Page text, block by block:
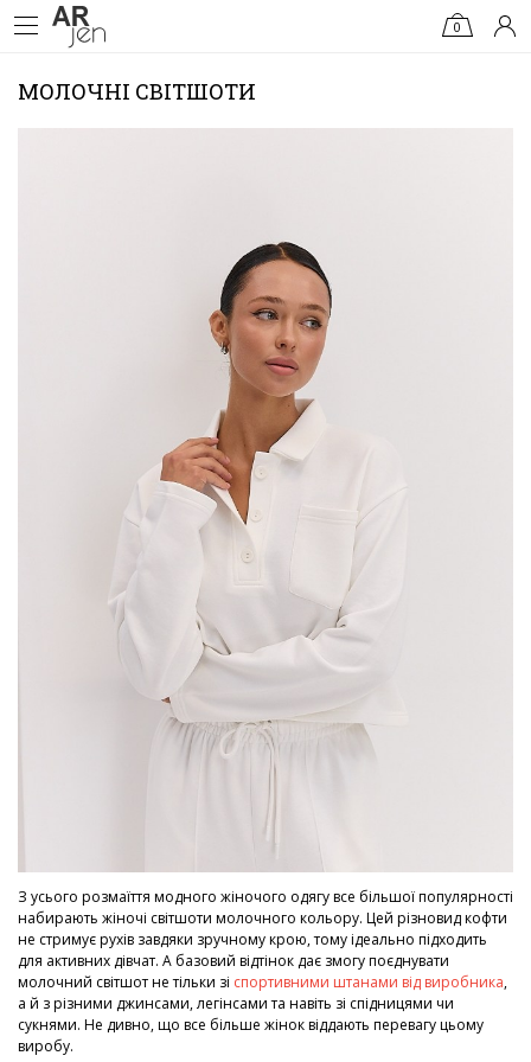
0
МОЛОЧНІ СВІТШОТИ
З усього розмаїття модного жіночого одягу все більшої популярності
набирають жіночі світшоти молочного кольору. Цей різновид кофти
не стримує рухів завдяки зручному крою, тому ідеально підходить
для активних дівчат. А базовий відтінок дає змогу поєднувати
молочний світшот не тільки зі спортивними штанами від виробника,
а й з різними джинсами, легінсами та навіть зі спідницями чи
сукнями. Не дивно, що все більше жінок віддають перевагу цьому
виробу.